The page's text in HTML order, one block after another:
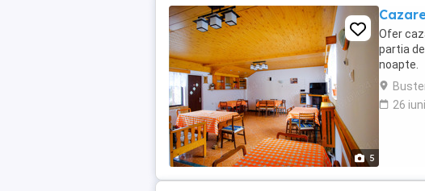
5
Ofer
partia
noapte.
26